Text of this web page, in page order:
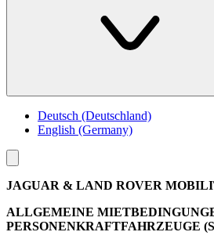
Deutsch (Deutschland)
English (Germany)
Toggle
menu
JAGUAR & LAND ROVER
ALLGEMEINE
PERSONENKRAFTFAHRZEUGE